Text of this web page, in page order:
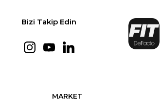
Bizi Takip Edin
MARKET